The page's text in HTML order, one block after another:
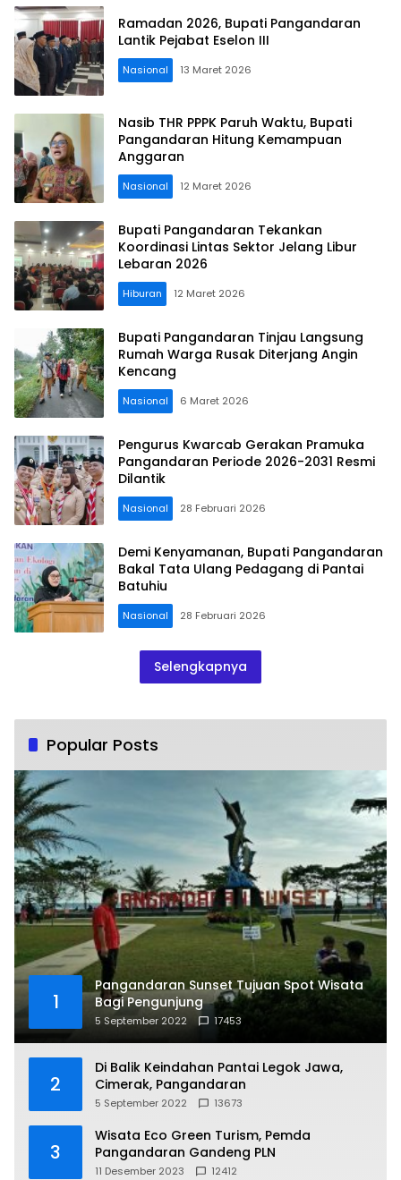
Ramadan 2026, Bupati Pangandaran
Lantik Pejabat Eselon III
Nasional 13 Maret 2026
Nasib THR PPPK Paruh Waktu, Bupati
Pangandaran Hitung Kemampuan
Anggaran
Nasional 12 Maret 2026
Bupati Pangandaran Tekankan
Koordinasi Lintas Sektor Jelang Libur
Lebaran 2026
Hiburan 12 Maret 2026
Bupati Pangandaran Tinjau Langsung
Rumah Warga Rusak Diterjang Angin
Kencang
Nasional 6 Maret 2026
Pengurus Kwarcab Gerakan Pramuka
Pangandaran Periode 2026-2031 Resmi
Dilantik
Nasional 28 Februari 2026
Demi Kenyamanan, Bupati Pangandaran
Bakal Tata Ulang Pedagang di Pantai
Batuhiu
Nasional 28 Februari 2026
Selengkapnya
Popular Posts
1
Pangandaran Sunset Tujuan Spot Wisata
Bagi Pengunjung
5 September 2022 17453
2
Di Balik Keindahan Pantai Legok Jawa,
Cimerak, Pangandaran
5 September 2022 13673
3
Wisata Eco Green Turism, Pemda
Pangandaran Gandeng PLN
11 Desember 2023 12412